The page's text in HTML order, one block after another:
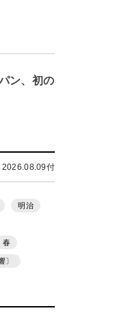
ン、初の
2026.08.09付
明治
春
〕